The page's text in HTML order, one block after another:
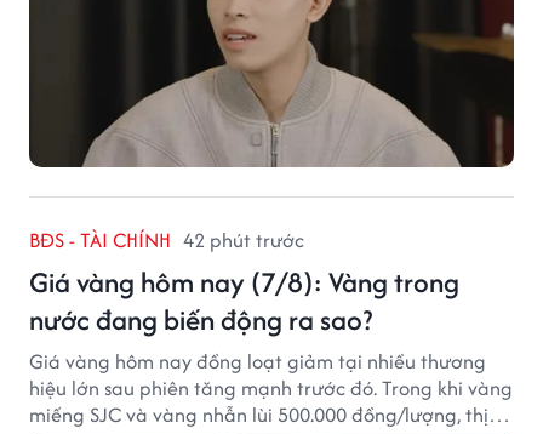
BĐS - TÀI CHÍNH 42 phút trước
Giá vàng hôm nay (7/8): Vàng trong
nước đang biến động ra sao?
Giá vàng hôm nay đồng loạt giảm tại nhiều thương
hiệu lớn sau phiên tăng mạnh trước đó. Trong khi vàng
miếng SJC và vàng nhẫn lùi 500.000 đồng/lượng, thị